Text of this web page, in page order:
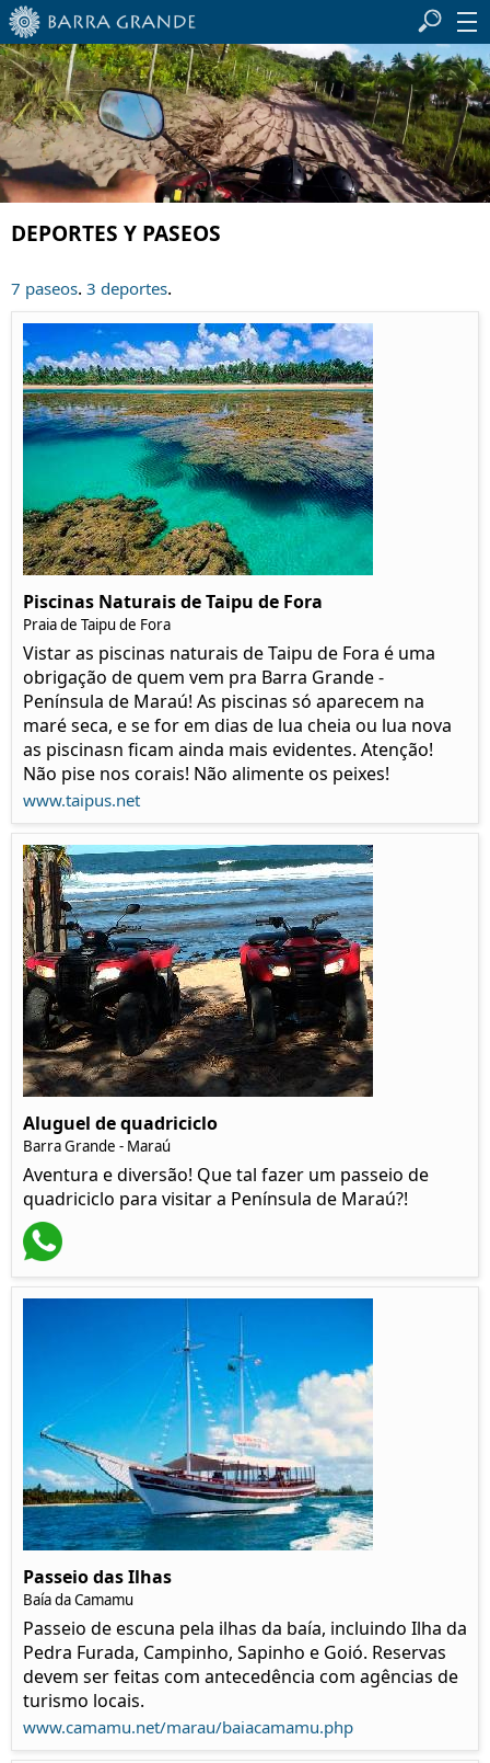
DEPORTES Y PASEOS
7 paseos. 3 deportes.
Piscinas Naturais de Taipu de Fora
Praia de Taipu de Fora
Vistar as piscinas naturais de Taipu de Fora é uma
obrigação de quem vem pra Barra Grande -
Península de Maraú! As piscinas só aparecem na
maré seca, e se for em dias de lua cheia ou lua nova
as piscinasn ficam ainda mais evidentes. Atenção!
Não pise nos corais! Não alimente os peixes!
www.taipus.net
Aluguel de quadriciclo
Barra Grande - Maraú
Aventura e diversão! Que tal fazer um passeio de
quadriciclo para visitar a Península de Maraú?!
Passeio das Ilhas
Baía da Camamu
Passeio de escuna pela ilhas da baía, incluindo Ilha da
Pedra Furada, Campinho, Sapinho e Goió. Reservas
devem ser feitas com antecedência com agências de
turismo locais.
www.camamu.net/marau/baiacamamu.php